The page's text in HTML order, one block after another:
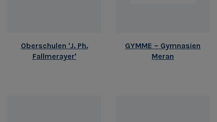
Oberschulen 'J. Ph.
Fallmerayer'
GYMME – Gymnasien
Meran